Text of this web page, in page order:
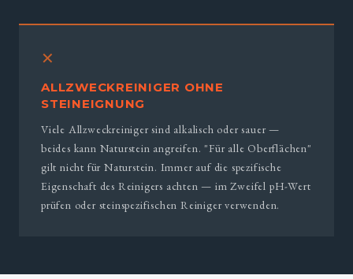
✕
ALLZWECKREINIGER OHNE
STEINEIGNUNG
Viele Allzweckreiniger sind alkalisch oder sauer —
beides kann Naturstein angreifen. "Für alle Oberflächen"
gilt nicht für Naturstein. Immer auf die spezifische
Eigenschaft des Reinigers achten — im Zweifel pH-Wert
prüfen oder steinspezifischen Reiniger verwenden.